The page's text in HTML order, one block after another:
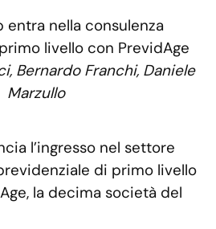
Bernardo Franchi, Daniele
Marzullo
l’ingresso nel settore
di primo livello
la decima società del